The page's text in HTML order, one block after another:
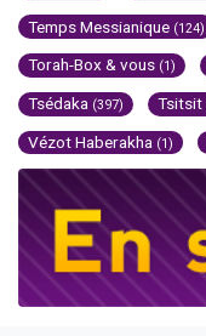
Temps Messianique (124)
Torah-Box & vous (1)
Tsédaka (397) Tsitsit
Vézot Haberakha (1)